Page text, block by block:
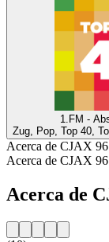
1.FM -
Zug, Pop, Top 40,
Acerca de CJAX
Acerca de CJAX
Acerca de